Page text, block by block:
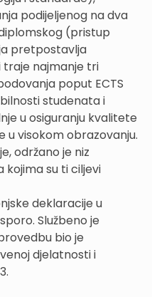
podijeljenog na dva
(pristup
pretpostavlja
traje najmanje tri
poput ECTS
studenata i
u osiguranju kvalitete
u visokom obrazovanju.
održano je niz
kojima su ti ciljevi
deklaracije u
Službeno je
bio je
djelatnosti i